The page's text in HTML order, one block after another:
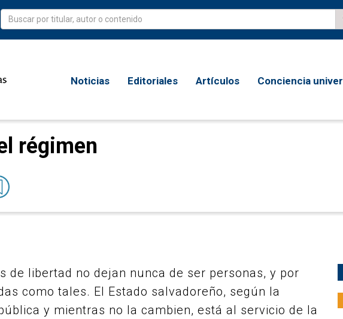
Noticias Editoriales Artículos Conciencia
régimen
de libertad no dejan nunca de ser personas, y por
como tales. El Estado salvadoreño, según la
y mientras no la cambien, está al servicio de la